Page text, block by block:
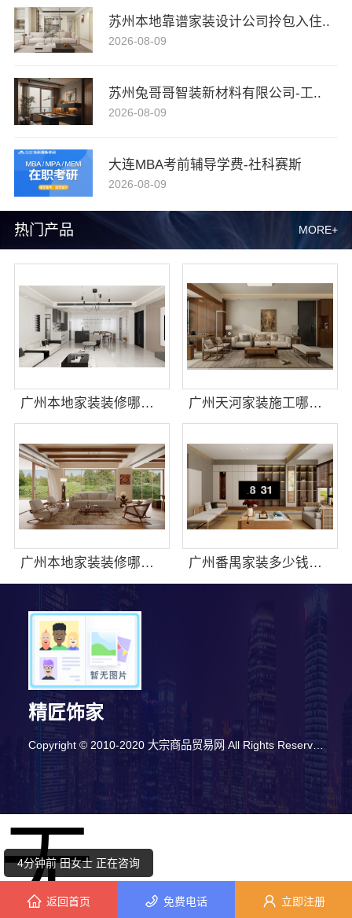
热门产品 MORE+
广州本地家装装修哪家专业毛坯房精匠饰家 广州天河家装施工哪家专业新房？精匠饰家
广州本地家装装修哪家专业毛坯房？精匠饰家全铝家居 广州番禺家装多少钱？精匠饰家新房装修报价参考
苏州本地靠谱家装设计公司拎包入住..
2026-08-09
苏州兔哥哥智装新材料有限公司-工..
2026-08-09
大连MBA考前辅导学费-社科赛斯
2026-08-09
精匠饰家
Copyright © 2010-2020 大宗商品贸易网 All Rights Reserved
2分钟前 钟先生 正在咨询
3分钟前 代小姐 正在咨询
4分钟前 田女士 正在咨询
1分钟前 林先生 正在咨询
返回首页 免费电话 立即注册
无